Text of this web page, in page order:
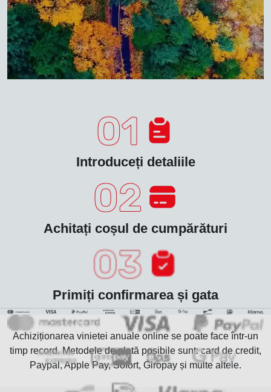
Introduceți detaliile
Achitați coșul de cumpărături
Primiți confirmarea și gata
Achiziționarea vinietei anuale online se poate face într-un
timp record. Metodele de plată posibile sunt: card de credit,
Paypal, Apple Pay, Sofort, Giropay și multe altele.